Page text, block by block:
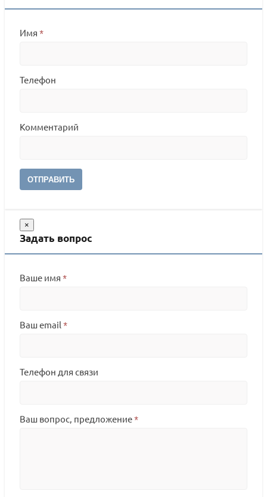
Имя *
Телефон
Комментарий
ОТПРАВИТЬ
×
Задать вопрос
Ваше имя *
Ваш email *
Телефон для связи
Ваш вопрос, предложение*